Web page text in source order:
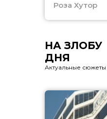
Роза Хутор
НА ЗЛОБУ
ДНЯ
Актуальные сюжеты